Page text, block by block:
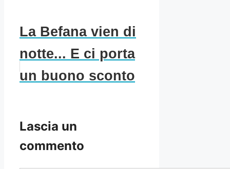
La Befana vien di
notte... E ci porta
un buono sconto
Lascia un
commento